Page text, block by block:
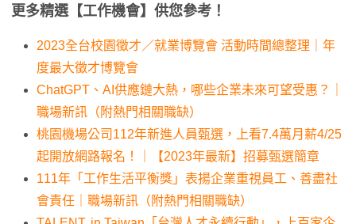
更多精選【工作機會】供您參考！
2023全台校園徵才／就業博覽會 活動時間總整理｜年
度最大徵才博覽會
ChatGPT、AI供應鏈大熱，哪些企業未來可望受惠？｜
職場新訊（附熱門相關職缺）
桃園機場公司112年新進人員甄選，上看7.4萬月薪4/25
起開放網路報名！｜【2023年最新】招募甄選簡章
111年「工作生活平衡獎」表揚企業重視員工、善盡社
會責任｜職場新訊（附熱門相關職缺）